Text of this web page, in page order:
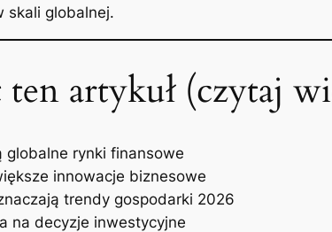
skali globalnej.
ten artykuł (czytaj
globalne rynki finansowe
innowacje biznesowe
trendy gospodarki 2026
na decyzje inwestycyjne